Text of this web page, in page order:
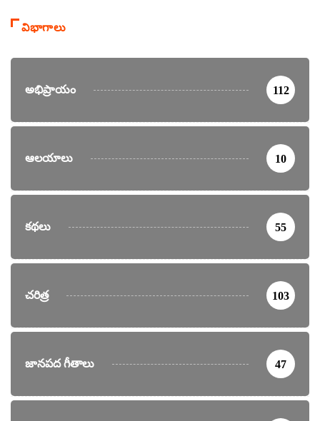
విభాగాలు
అభిప్రాయం 112
ఆలయాలు 10
కథలు 55
చరిత్ర 103
జానపద గీతాలు 47